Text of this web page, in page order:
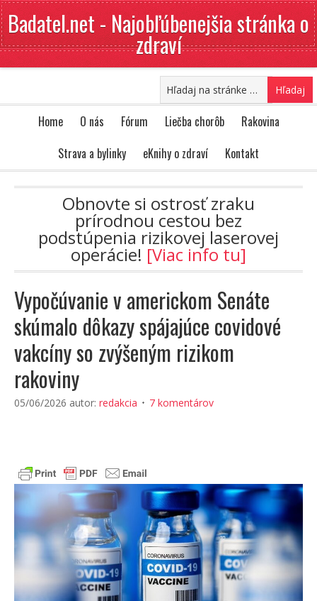
Badatel.net - Najobľúbenejšia stránka o
zdraví
Home O nás Fórum Liečba chorôb
Rakovina
Strava a bylinky
eKnihy o zdraví Kontakt
Obnovte si ostrosť zraku
prírodnou cestou bez
podstúpenia rizikovej laserovej
operácie! [Viac info tu]
Vypočúvanie v americkom Senáte
skúmalo dôkazy spájajúce covidové
vakcíny so zvýšeným rizikom
rakoviny
05/06/2026 autor: redakcia 7 komentárov